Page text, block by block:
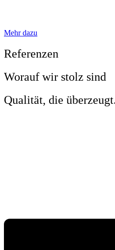
Mehr dazu
Referenzen
Worauf wir stolz sind
Qualität, die